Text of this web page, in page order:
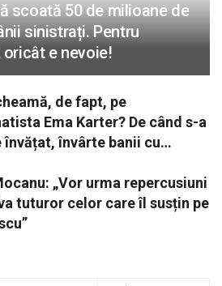
scoată 50 de milioane de
sinistrați. Pentru
oricât e nevoie!
de fapt, pe
Ema Karter? De când s-a
învățat, învârte banii cu
„Vor urma repercusiuni
tuturor celor care îl susțin pe